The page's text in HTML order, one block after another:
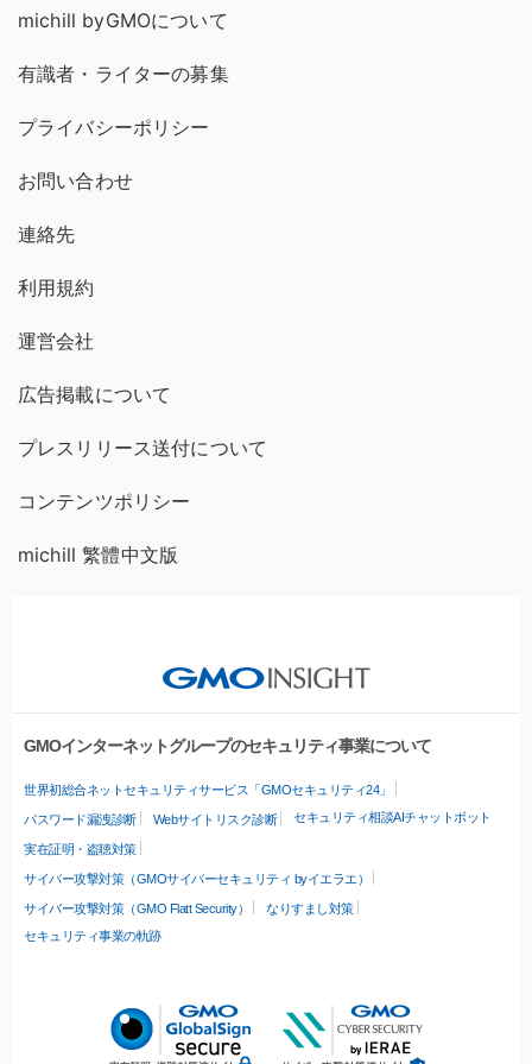
michill byGMOについて
有識者・ライターの募集
プライバシーポリシー
お問い合わせ
連絡先
利用規約
運営会社
広告掲載について
プレスリリース送付について
コンテンツポリシー
michill 繁體中文版
GMOインターネットグループのセキュリティ事業について
世界初総合ネットセキュリティサービス「GMOセキュリティ24」
パスワード漏洩診断 Webサイトリスク診断 セキュリティ相談AIチャットボット
実在証明・盗聴対策
サイバー攻撃対策（GMOサイバーセキュリティ byイエラエ）
サイバー攻撃対策（GMO Flatt Security）
なりすまし対策
セキュリティ事業の軌跡